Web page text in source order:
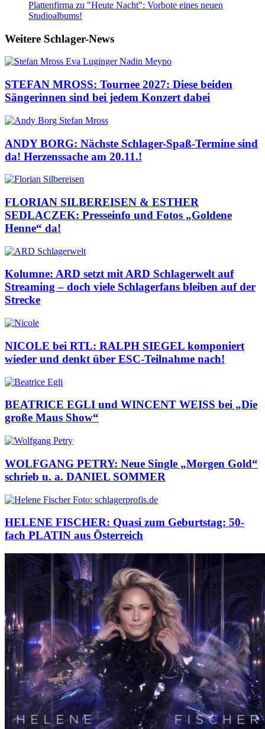
Plattenfirma zu "Heute Nacht": Vorbote eines neuen
Studioalbums!
Weitere Schlager-News
STEFAN MROSS: Tournee 2027: Diese beiden
Sängerinnen sind bei jedem Konzert dabei
ANDY BORG: Nächste Schlager-Spaß-Termine sind
da! Herzenssache am 20.11.!
FLORIAN SILBEREISEN & ESTHER
SEDLACZEK: Presseinfo und Fotos „Goldene
Henne“ da!
Kolumne: ARD setzt mit ARD Schlagerwelt auf
Streaming – doch viele Schlagerfans bleiben auf der
Strecke
NICOLE bei RTL: RALPH SIEGEL komponiert
wieder und denkt über ESC-Teilnahme nach!
BEATRICE EGLI und WINCENT WEISS bei „Die
große Maus Show“
WOLFGANG PETRY: Neue Single „Morgen Gold“
schrieb u. a. DANIEL SOMMER
HELENE FISCHER: Quasi zum Geburtstag: 50-
fach PLATIN aus Österreich